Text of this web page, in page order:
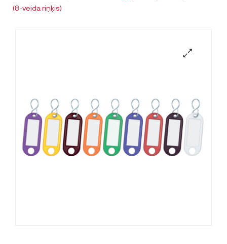
(8-veida riņķis)